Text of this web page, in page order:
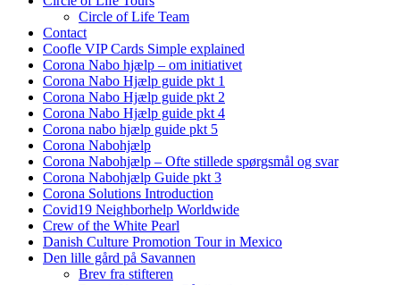
Circle of Life Team
Contact
Coofle VIP Cards Simple explained
Corona Nabo hjælp – om initiativet
Corona Nabo Hjælp guide pkt 1
Corona Nabo Hjælp guide pkt 2
Corona Nabo Hjælp guide pkt 4
Corona nabo hjælp guide pkt 5
Corona Nabohjælp
Corona Nabohjælp – Ofte stillede spørgsmål og svar
Corona Nabohjælp Guide pkt 3
Corona Solutions Introduction
Covid19 Neighborhelp Worldwide
Crew of the White Pearl
Danish Culture Promotion Tour in Mexico
Den lille gård på Savannen
Brev fra stifteren